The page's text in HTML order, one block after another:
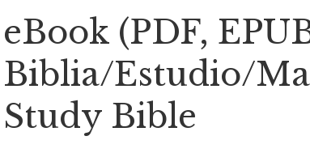
eBook (PDF,
Biblia/Estudio/
Study Bible